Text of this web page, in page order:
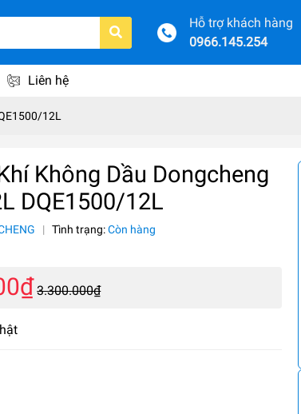
Hỗ trợ khách hàng
0966.145.254
Liên hệ
12L
Không Dầu Dongcheng
DQE1500/12L
| Tình trạng:Còn hàng
3.300.000₫